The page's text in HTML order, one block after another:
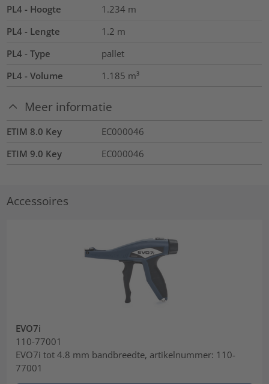
PL4 - Hoogte 1.234 m
PL4 - Lengte
1.2 m
PL4 - Type
pallet
PL4 - Volume
1.185 m³
Meer informatie
ETIM 8.0 Key
EC000046
ETIM 9.0 Key
EC000046
Accessoires
EVO7i
110-77001
EVO7i tot 4.8 mm bandbreedte, artikelnummer: 110-
77001